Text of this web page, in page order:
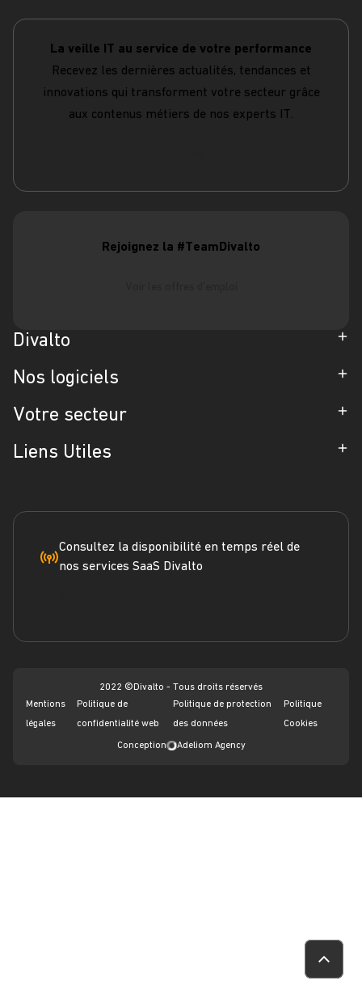
La veille IT au service de votre performance
Recevez les dernières actualités, tendances et
innovations qui transforment votre secteur grâce
aux contenus métiers de nos experts IT.
Rejoignez la #TeamDivalto
Divalto
Entreprise
Partenaires
Blog
Engagement RSE
Nos logiciels
ERP
CRM
Votre secteur
Industrie
Liens Utiles
Marketplace
Dossier ERP
Consultez la disponibilité en temps réel de
nos services SaaS Divalto
2022 ©Divalto - Tous droits réservés
Mentions
légales
Politique de
confidentialité web
Politique de protection
des données
Politique
Cookies
Conception Adeliom Agency